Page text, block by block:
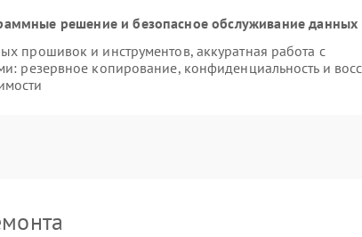
решение и безопасное обслуживание данных
прошивок и инструментов, аккуратная работа с
резервное копирование, конфиденциальность и